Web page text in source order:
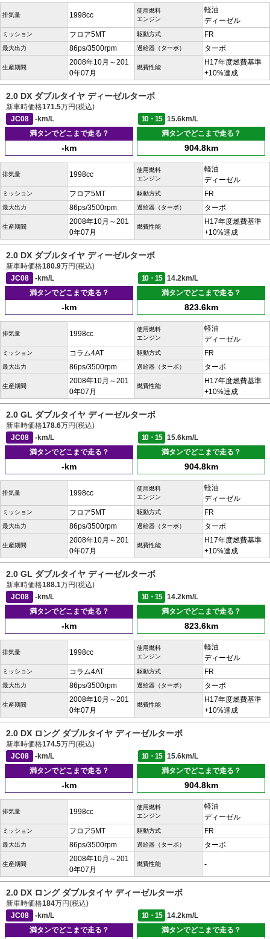
排気量 1998cc
使用燃料
エンジン
軽油
ディーゼル
ミッション フロア5MT 駆動方式 FR
最大出力 86ps/3500rpm 過給器（ターボ） ターボ
生産期間
2008年10月～201
0年07月
燃費性能
H17年度燃費基準
+10%達成
2.0 DX ダブルタイヤ ディーゼルターボ
新車時価格171.5万円(税込)
JC08
-km/L 10・15
15.6km/L
満タンでどこまで走る？
-km
満タンでどこまで走る？
904.8km
排気量 1998cc
使用燃料
エンジン
軽油
ディーゼル
ミッション フロア5MT 駆動方式 FR
最大出力 86ps/3500rpm 過給器（ターボ） ターボ
生産期間
2008年10月～201
0年07月
燃費性能
H17年度燃費基準
+10%達成
2.0 DX ダブルタイヤ ディーゼルターボ
新車時価格180.9万円(税込)
JC08
-km/L 10・15
14.2km/L
満タンでどこまで走る？
-km
満タンでどこまで走る？
823.6km
排気量 1998cc
使用燃料
エンジン
軽油
ディーゼル
ミッション コラム4AT 駆動方式 FR
最大出力 86ps/3500rpm 過給器（ターボ） ターボ
生産期間
2008年10月～201
0年07月
燃費性能
H17年度燃費基準
+10%達成
2.0 GL ダブルタイヤ ディーゼルターボ
新車時価格178.6万円(税込)
JC08
-km/L 10・15
15.6km/L
満タンでどこまで走る？
-km
満タンでどこまで走る？
904.8km
排気量 1998cc
使用燃料
エンジン
軽油
ディーゼル
ミッション フロア5MT 駆動方式 FR
最大出力 86ps/3500rpm 過給器（ターボ） ターボ
生産期間
2008年10月～201
0年07月
燃費性能
H17年度燃費基準
+10%達成
2.0 GL ダブルタイヤ ディーゼルターボ
新車時価格188.1万円(税込)
JC08
-km/L 10・15
14.2km/L
満タンでどこまで走る？
-km
満タンでどこまで走る？
823.6km
排気量 1998cc
使用燃料
エンジン
軽油
ディーゼル
ミッション コラム4AT 駆動方式 FR
最大出力 86ps/3500rpm 過給器（ターボ） ターボ
生産期間
2008年10月～201
0年07月
燃費性能
H17年度燃費基準
+10%達成
2.0 DX ロング ダブルタイヤ ディーゼルターボ
新車時価格174.5万円(税込)
JC08
-km/L 10・15
15.6km/L
満タンでどこまで走る？
-km
満タンでどこまで走る？
904.8km
排気量 1998cc
使用燃料
エンジン
軽油
ディーゼル
ミッション フロア5MT 駆動方式 FR
最大出力 86ps/3500rpm 過給器（ターボ） ターボ
生産期間
2008年10月～201
0年07月
燃費性能 -
2.0 DX ロング ダブルタイヤ ディーゼルターボ
新車時価格184万円(税込)
JC08
-km/L 10・15
14.2km/L
満タンでどこまで走る？
満タンでどこまで走る？